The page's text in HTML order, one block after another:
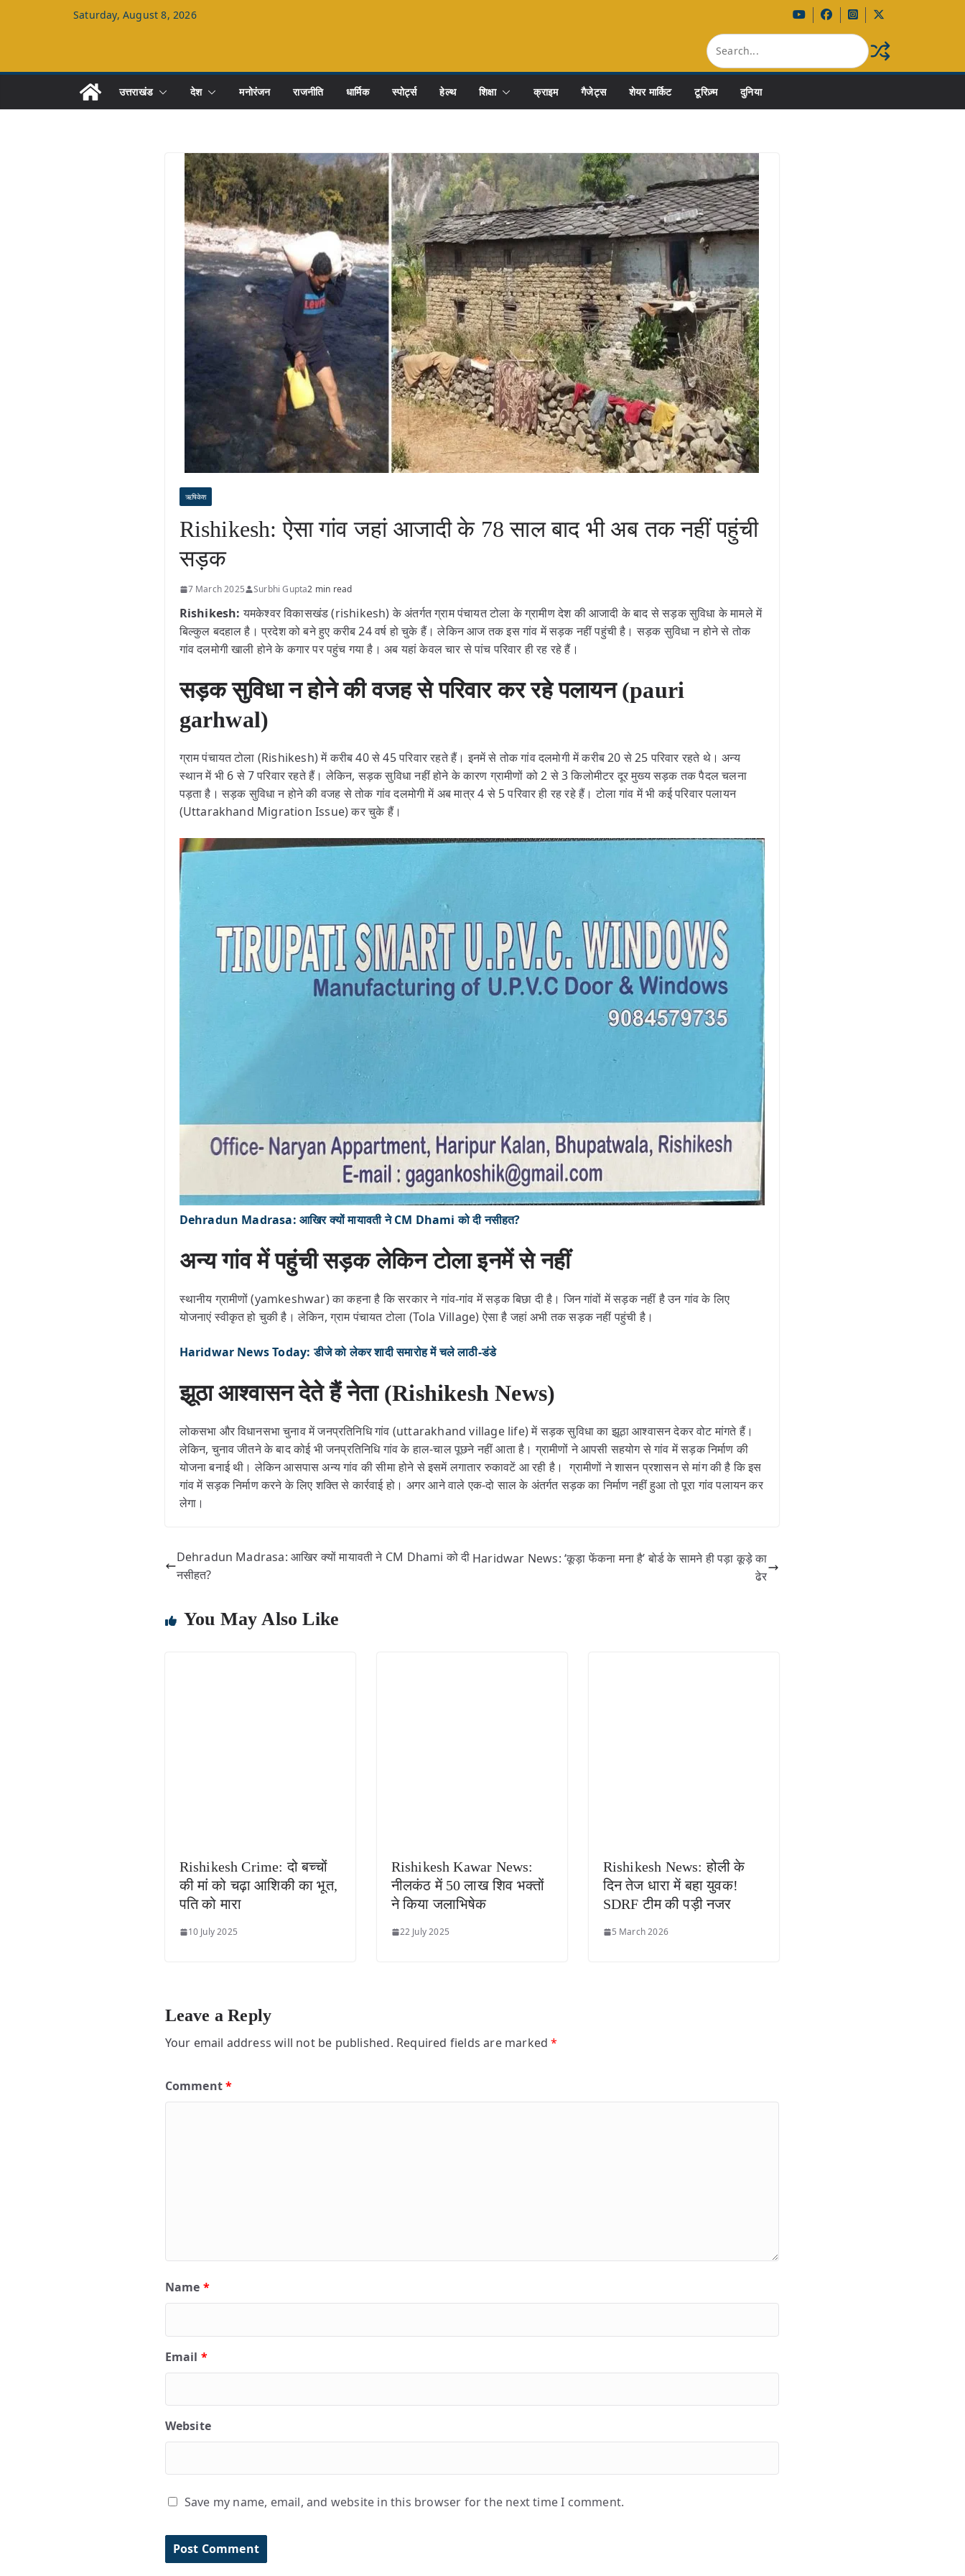
Saturday, August 8, 2026
उत्तराखंड देश मनोरंजन राजनीति धार्मिक स्पोर्ट्स हेल्थ शिक्षा क्राइम गैजेट्स शेयर मार्किट टूरिज़्म दुनिया
ऋषिकेश
Rishikesh: ऐसा गांव जहां आजादी के 78 साल बाद भी अब तक नहीं पहुंची
सड़क
7 March 2025 Surbhi Gupta2 min read
Rishikesh:यमकेश्वर विकासखंड (rishikesh) के अंतर्गत ग्राम पंचायत टोला के ग्रामीण देश की आजादी के बाद से सड़क सुविधा के मामले में
बिल्कुल बदहाल है। प्रदेश को बने हुए करीब 24 वर्ष हो चुके हैं। लेकिन आज तक इस गांव में सड़क नहीं पहुंची है। सड़क सुविधा न होने से तोक
गांव दलमोगी खाली होने के कगार पर पहुंच गया है। अब यहां केवल चार से पांच परिवार ही रह रहे हैं।
सड़क सुविधा न होने की वजह से परिवार कर रहे पलायन (pauri
garhwal)
ग्राम पंचायत टोला (Rishikesh) में करीब 40 से 45 परिवार रहते हैं। इनमें से तोक गांव दलमोगी में करीब 20 से 25 परिवार रहते थे। अन्य
स्थान में भी 6 से 7 परिवार रहते हैं। लेकिन, सड़क सुविधा नहीं होने के कारण ग्रामीणों को 2 से 3 किलोमीटर दूर मुख्य सड़क तक पैदल चलना
पड़ता है। सड़क सुविधा न होने की वजह से तोक गांव दलमोगी में अब मात्र 4 से 5 परिवार ही रह रहे हैं। टोला गांव में भी कई परिवार पलायन
(Uttarakhand Migration Issue) कर चुके हैं।
Dehradun Madrasa: आखिर क्यों मायावती ने CM Dhami को दी नसीहत?
अन्य गांव में पहुंची सड़क लेकिन टोला इनमें से नहीं
स्थानीय ग्रामीणों (yamkeshwar) का कहना है कि सरकार ने गांव-गांव में सड़क बिछा दी है। जिन गांवों में सड़क नहीं है उन गांव के लिए
योजनाएं स्वीकृत हो चुकी है। लेकिन, ग्राम पंचायत टोला (Tola Village) ऐसा है जहां अभी तक सड़क नहीं पहुंची है।
Haridwar News Today: डीजे को लेकर शादी समारोह में चले लाठी-डंडे
झूठा आश्वासन देते हैं नेता (Rishikesh News)
लोकसभा और विधानसभा चुनाव में जनप्रतिनिधि गांव (uttarakhand village life) में सड़क सुविधा का झूठा आश्वासन देकर वोट मांगते हैं।
लेकिन, चुनाव जीतने के बाद कोई भी जनप्रतिनिधि गांव के हाल-चाल पूछने नहीं आता है। ग्रामीणों ने आपसी सहयोग से गांव में सड़क निर्माण की
योजना बनाई थी। लेकिन आसपास अन्य गांव की सीमा होने से इसमें लगातार रुकावटें आ रही है। ग्रामीणों ने शासन प्रशासन से मांग की है कि इस
गांव में सड़क निर्माण करने के लिए शक्ति से कार्रवाई हो। अगर आने वाले एक-दो साल के अंतर्गत सड़क का निर्माण नहीं हुआ तो पूरा गांव पलायन कर
लेगा।
Dehradun Madrasa: आखिर क्यों मायावती ने CM Dhami को दी
नसीहत?
Haridwar News: ‘कूड़ा फेंकना मना है’ बोर्ड के सामने ही पड़ा कूड़े का
ढेर
You May Also Like
Rishikesh Crime: दो बच्चों
की मां को चढ़ा आशिकी का भूत,
पति को मारा
10 July 2025
Rishikesh Kawar News:
नीलकंठ में 50 लाख शिव भक्तों
ने किया जलाभिषेक
22 July 2025
Rishikesh News: होली के
दिन तेज धारा में बहा युवक!
SDRF टीम की पड़ी नजर
5 March 2026
Leave a Reply
Your email address will not be published. Required fields are marked*
Comment*
Name *
Email *
Website
Save my name, email, and website in this browser for the next time I comment.